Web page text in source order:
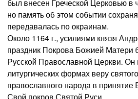
был внесен Греческой Церковью в
но память об этом событии
передавалась по окраинам.
Около 1164 г., усилиями князя
праздник Покрова Божией Матери
Русской Православной Церкви. Он
литургических формах веру
православного народа в принятие
Свой покров Святой Руси.